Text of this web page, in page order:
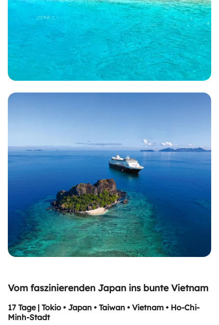
Vom faszinierenden Japan ins bunte Vietnam
17 Tage | Tokio • Japan • Taiwan • Vietnam • Ho-Chi-
Minh-Stadt